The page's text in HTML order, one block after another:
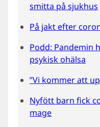
smitta på sjukhus
På jakt efter
Podd: Pandemin
psykisk ohälsa
”Vi kommer att
Nyfött barn fick
mage